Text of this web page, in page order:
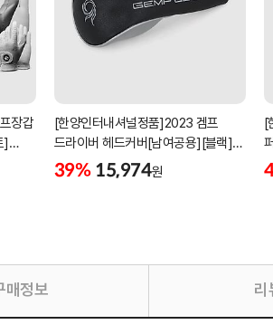
장갑
]
[한양인터내셔널정품]2023 겜프
드라이버 헤드커버[남여공용][블랙]
[HD-302]
39% 15,974원
[
매정보 리